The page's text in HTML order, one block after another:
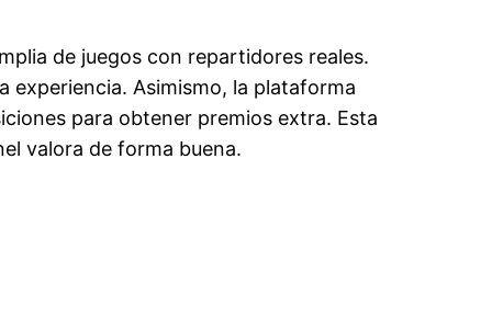
de juegos con repartidores reales.
experiencia. Asimismo, la plataforma
para obtener premios extra. Esta
valora de forma buena.